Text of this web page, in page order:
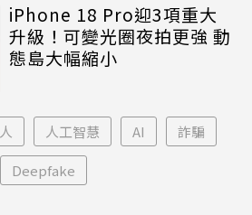
iPhone 18 Pro迎3項重大
升級！可變光圈夜拍更強 動
態島大幅縮小
人工智慧 AI 詐騙
Deepfake